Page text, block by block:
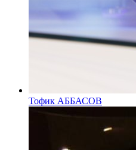
Тофик АББАСОВ